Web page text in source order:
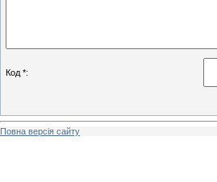
Код *:
Повна версія сайту